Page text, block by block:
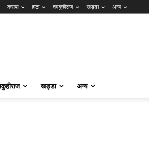
कसया हाटा तमकुहीराज खड्डा अन्य
खड्डा अन्य